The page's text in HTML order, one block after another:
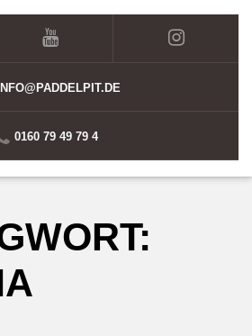
0160 79 49 79 4